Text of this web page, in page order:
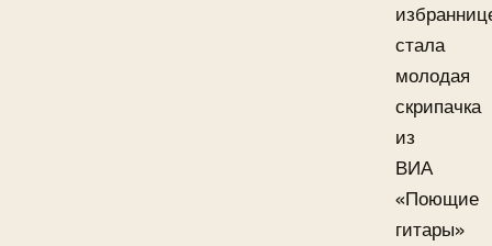
стала
молодая
скрипачка
из
ВИА
«Поющие
гитары»